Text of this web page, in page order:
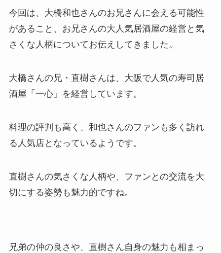
今回は、大橋和也さんのお兄さんに会える可能性
があること、お兄さんの大人気居酒屋の経営と気
さくな人柄についてお伝えしてきました。
大橋さんの兄・直樹さんは、大阪で人気の寿司居
酒屋「一心」を経営しています。
料理の評判も高く、和也さんのファンも多く訪れ
る人気店となっているようです。
直樹さんの気さくな人柄や、ファンとの交流を大
切にする姿勢も魅力的ですね。
兄弟の仲の良さや、直樹さん自身の魅力も相まっ